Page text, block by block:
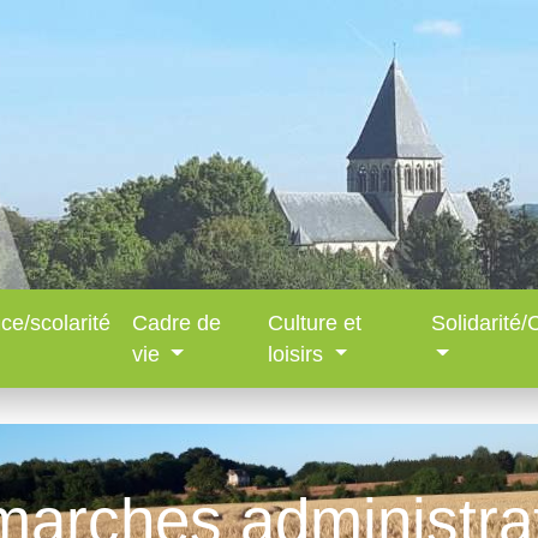
scolarité
Cadre de
vie
Culture et
loisirs
Solidarité/